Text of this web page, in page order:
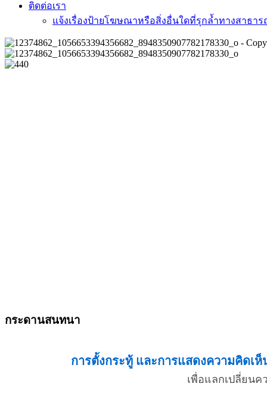
ติดต่อเรา
แจ้งเรื่องป้ายโฆษณาหรือสิ่งอื่นใดที่รุกล้ำทางสาธา
กระดานสนทนา
การตั้งกระทู้ และการแสดงความคิด
เพื่อแลกเปลี่ยน